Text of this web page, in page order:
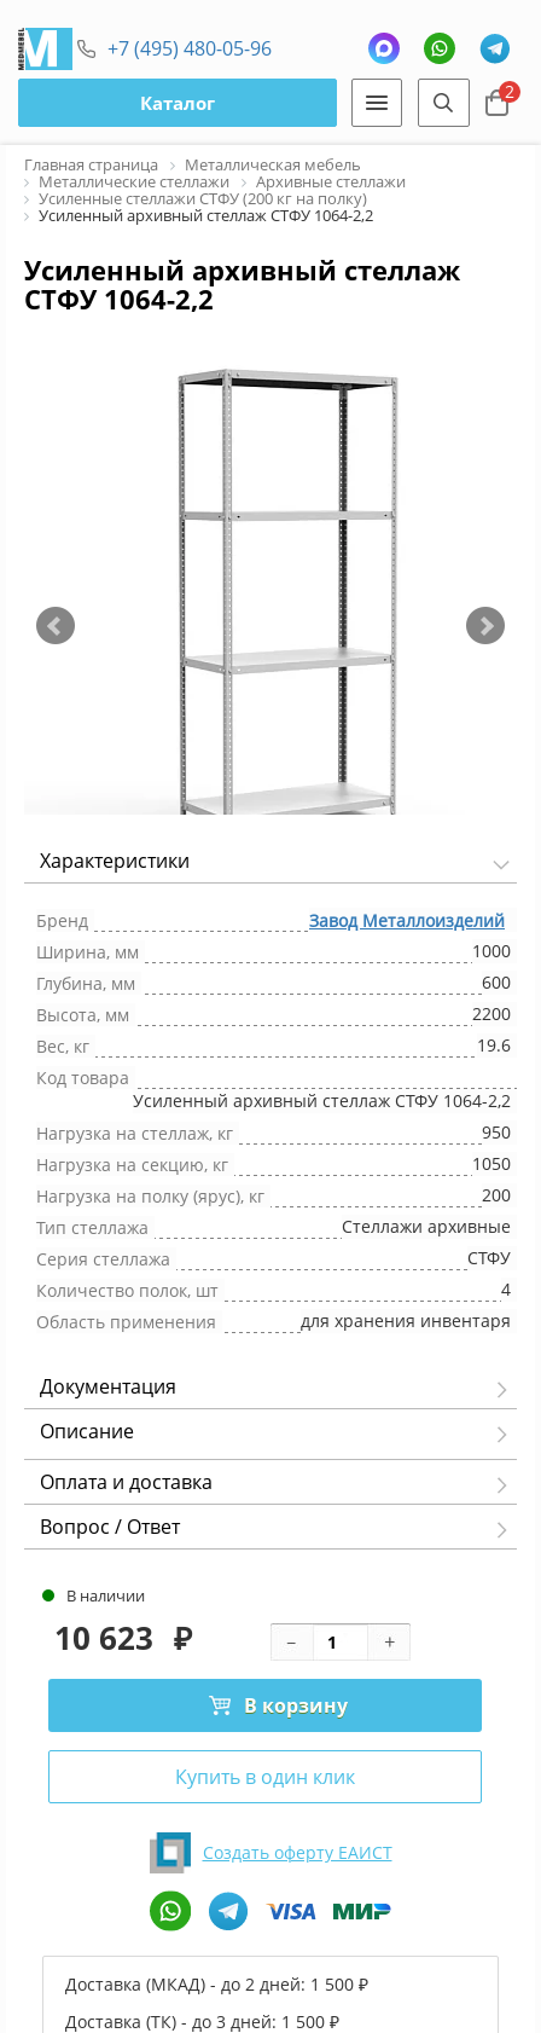
+7 (495) 480-05-96
Каталог 2
Главная страница Металлическая мебель
Металлические стеллажи Архивные стеллажи
Усиленные стеллажи СТФУ (200 кг на полку)
Усиленный архивный стеллаж СТФУ 1064-2,2
Усиленный архивный стеллаж
СТФУ 1064-2,2
Характеристики
Бренд
Завод Металлоизделий
Ширина, мм
1000
Глубина, мм
600
Высота, мм
2200
Вес, кг
19.6
Код товара
Усиленный архивный стеллаж СТФУ 1064-2,2
Нагрузка на стеллаж, кг
950
Нагрузка на секцию, кг
1050
Нагрузка на полку (ярус), кг
200
Тип стеллажа
Стеллажи архивные
Серия стеллажа
СТФУ
Количество полок, шт
4
Область применения
для хранения инвентаря
Документация
Описание
Оплата и доставка
Вопрос / Ответ
В наличии
10 623 ₽
В корзину
Купить в один клик
Создать оферту ЕАИСТ
Доставка (МКАД) - до 2 дней: 1 500 ₽
Доставка (ТК) - до 3 дней: 1 500 ₽